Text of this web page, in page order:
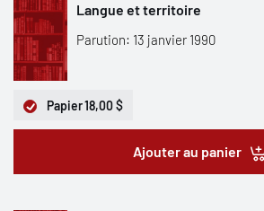
Langue et territoire
Parution: 13 janvier 1990
Papier18,00 $
Ajouter au panier